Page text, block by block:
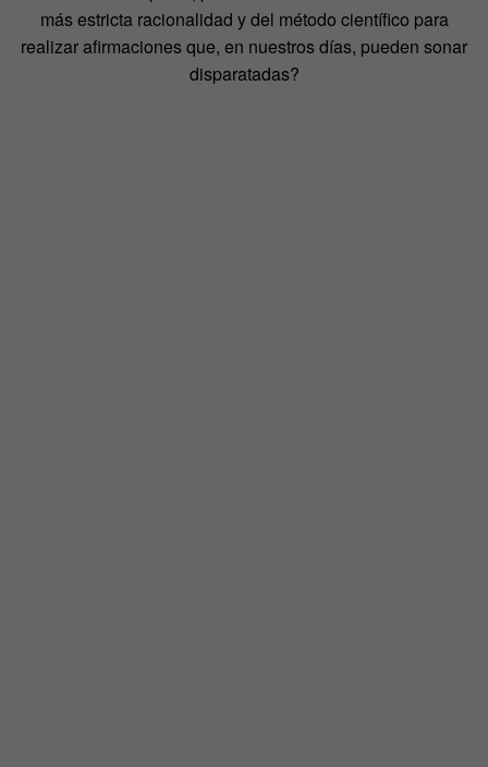
más estricta racionalidad y del método científico para
realizar afirmaciones que, en nuestros días, pueden sonar
disparatadas?